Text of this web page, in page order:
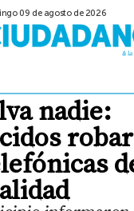
09 de agosto de 2026
nadie: